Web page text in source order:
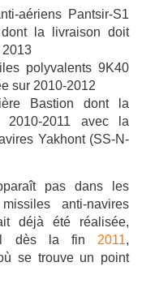
aériens Pantsir-S1
la livraison doit
2013
polyvalents 9K40
sur 2010-2012
Bastion dont la
2011 avec la
Yakhont (SS-N-
pas dans les
anti-navires
déjà été réalisée,
dès la fin 2011,
se trouve un point